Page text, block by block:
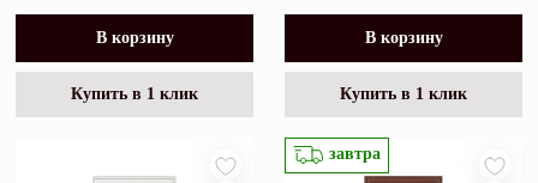
Наши салоны
Покупателям
Обратный звонок
В корзину
Купить в 1 клик
В корзину
Купить в 1 клик
завтра